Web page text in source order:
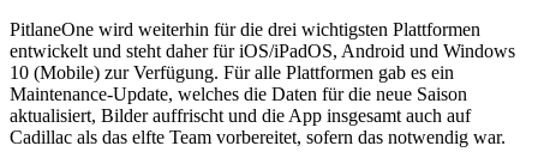
PitlaneOne wird weiterhin für die drei wichtigsten Plattformen
entwickelt und steht daher für iOS/iPadOS, Android und Windows
10 (Mobile) zur Verfügung. Für alle Plattformen gab es ein
Maintenance-Update, welches die Daten für die neue Saison
aktualisiert, Bilder auffrischt und die App insgesamt auch auf
Cadillac als das elfte Team vorbereitet, sofern das notwendig war.